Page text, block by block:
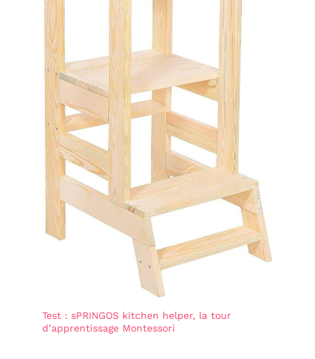
Test : sPRINGOS kitchen helper, la tour
d’apprentissage Montessori